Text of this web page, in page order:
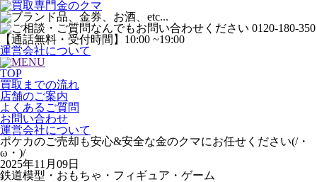
運営会社について
TOP
買取までの流れ
店舗のご案内
よくあるご質問
お問い合わせ
運営会社について
ポケカのご売却も安心&安全な金のクマにお任せください(/・
ω・)/
2025年11月09日
鉄道模型・おもちゃ・フィギュア・ゲーム